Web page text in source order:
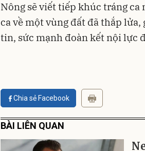
Nông sẽ viết tiếp khúc tráng
ca về một vùng đất đã thắp
tin, sức mạnh đoàn kết nội lực
Chia sẻ Facebook
BÀI LIÊN QUAN